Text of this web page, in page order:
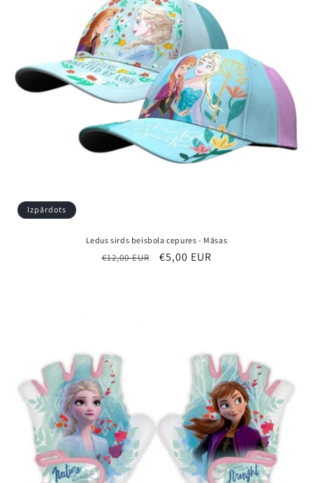
Izpārdots
Ledus sirds beisbola cepures - Māsas
Parastā
€12,00 EUR
Pārdošanas
€5,00 EUR